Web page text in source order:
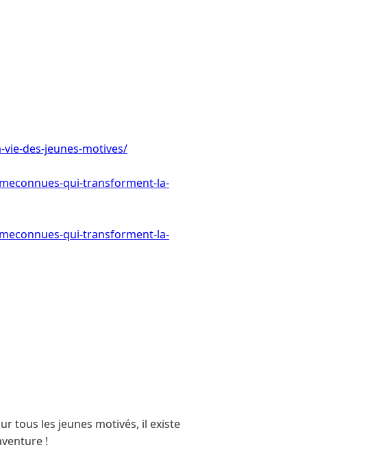
des-jeunes-motives/
qui-transforment-la-
qui-transforment-la-
tous les jeunes motivés, il existe
!